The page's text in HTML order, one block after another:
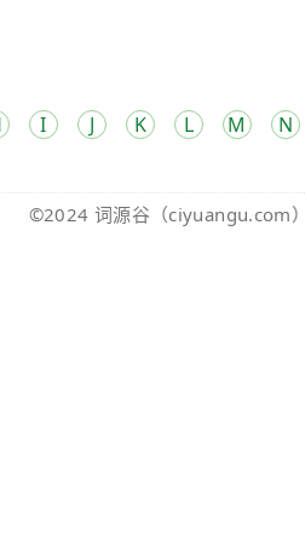
I J K L M N
©2024 词源谷 （ciyuangu.com）